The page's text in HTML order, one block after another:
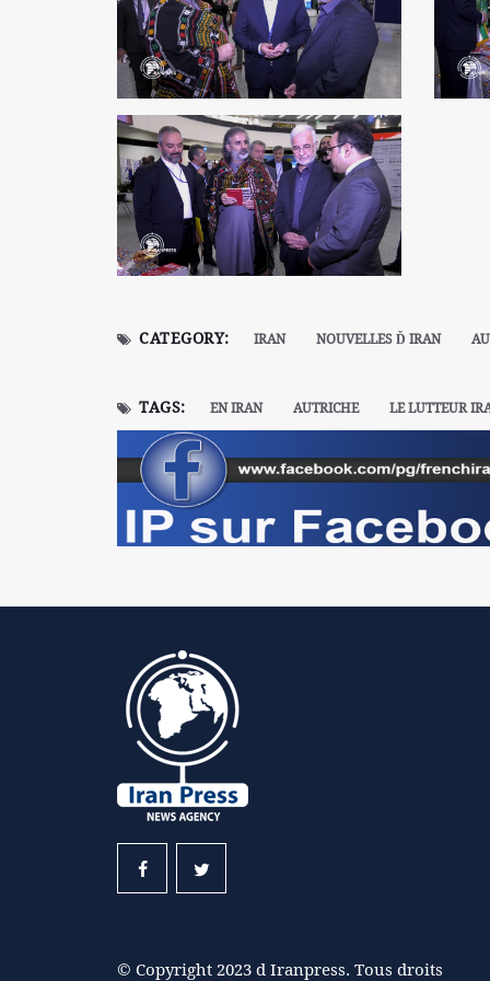
CATEGORY: IRAN NOUVELLES Ď IRAN
TAGS: EN IRAN AUTRICHE LE LUTTEUR
© Copyright 2023 d Iranpress. Tous droits